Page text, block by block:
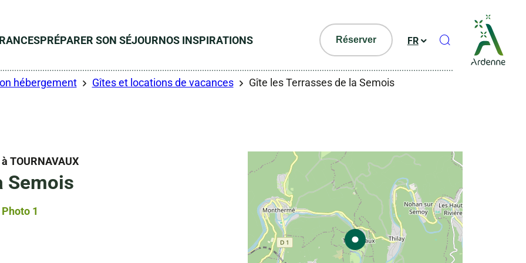
PRÉPARER SON SÉJOURNOS INSPIRATIONS Réserver FR Ouvrir le
hébergement Gîtes et locations de vacances Gîte les Terrasses de la Semois
à TOURNAVAUX
Semois
Photo 1, © Droits gérés